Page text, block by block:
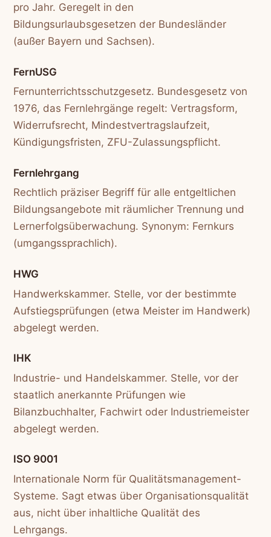
pro Jahr. Geregelt in den
Bildungsurlaubsgesetzen der Bundesländer
(außer Bayern und Sachsen).
FernUSG
Fernunterrichtsschutzgesetz. Bundesgesetz von
1976, das Fernlehrgänge regelt: Vertragsform,
Widerrufsrecht, Mindestvertragslaufzeit,
Kündigungsfristen, ZFU-Zulassungspflicht.
Fernlehrgang
Rechtlich präziser Begriff für alle entgeltlichen
Bildungsangebote mit räumlicher Trennung und
Lernerfolgsüberwachung. Synonym: Fernkurs
(umgangssprachlich).
HWG
Handwerkskammer. Stelle, vor der bestimmte
Aufstiegsprüfungen (etwa Meister im Handwerk)
abgelegt werden.
IHK
Industrie- und Handelskammer. Stelle, vor der
staatlich anerkannte Prüfungen wie
Bilanzbuchhalter, Fachwirt oder Industriemeister
abgelegt werden.
ISO 9001
Internationale Norm für Qualitätsmanagement-
Systeme. Sagt etwas über Organisationsqualität
aus, nicht über inhaltliche Qualität des
Lehrgangs.